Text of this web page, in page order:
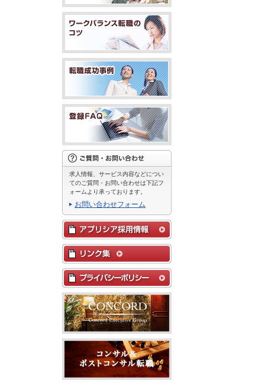
求人情報、サービス内容などについ
てのご質問・お問い合わせは下記フ
ォームより承っております。
お問い合わせフォーム